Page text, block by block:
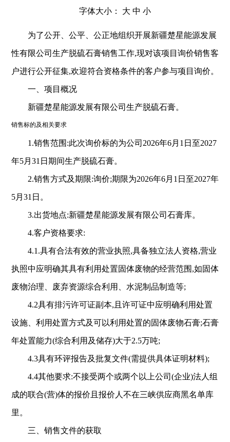
字体大小： 大 中 小
为了公开、公平、公正地组织开展新疆楚星能源发展
性有限公司生产脱硫石膏销售工作,现对该项目 询价销售客
户进行公开征集,欢迎符合资格条件的客户参与项目 询价。
一、项目概况
新疆楚星能源发展有限公司生产脱硫石膏。
销售标的及相关要求
1.销售范围:此次询价标的为公司2026年6月1日至2027
年5月31日期间生产脱硫石膏。
2.销售方式及期限:询价;期限为2026年6月 1 日至2027年
5月31日。
3.出货地点:新疆楚星能源发展有限公司石膏库。
4.客户资格要求:
4.1.具有合法有效的营业执照,具备独立法人资格,营业
执照中应明确其具有利用处置固体废物的经营范围,如固体
废物治理、废弃资源综合利用、水泥制品制造等;
4.2具有排污许可证副本,且许可证中应明确利用处置
设施、利用处置方式及可以利用处置的固体废物石膏;石膏
年处置能力(综合利用及储存)大于2.5万吨;
4.3具有环评报告及批复文件(需提供具体证明材料);
4.4其他要求:不接受两个或两个以上公司(企业)法人组
成的联合(营)体的报价且报价人不在三峡供应商黑名单库
里。
三、销售文件的获取